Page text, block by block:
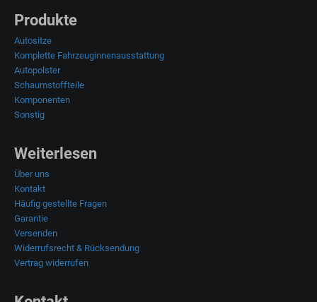
Produkte
Autositze
Komplette Fahrzeuginnenausstattung
Autopolster
Schaumstoffteile
Komponenten
Sonstig
Weiterlesen
Über uns
Kontakt
Häufig gestellte Fragen
Garantie
Versenden
Widerrufsrecht & Rücksendung
Vertrag widerrufen